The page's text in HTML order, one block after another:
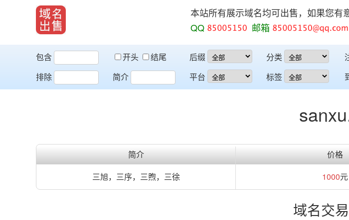
本站所有展示域名均可出售，如果您有
QQ
邮箱
包含 开头
结尾
排除
简介
后缀
平台
分类
标签
简介 价格
三旭，三序，三煦，三徐
1000元
域名交